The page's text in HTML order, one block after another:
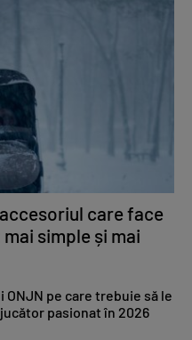
care face
simple și mai
ONJN pe care trebuie să le
pasionat în 2026